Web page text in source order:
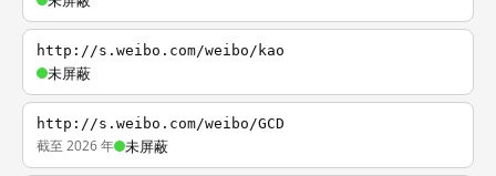
http://s.weibo.com/weibo/kao
未屏蔽
http://s.weibo.com/weibo/GCD
截至 2026 年 未屏蔽